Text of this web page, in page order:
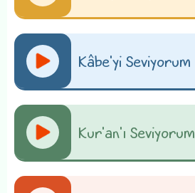
Kâbe'yi Seviyorum
Kur'an'ı Seviyorum